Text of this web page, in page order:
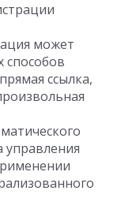
может
способов
ссылка,
управления